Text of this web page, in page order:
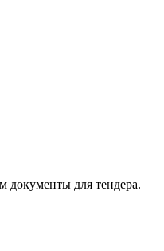
документы для тендера.